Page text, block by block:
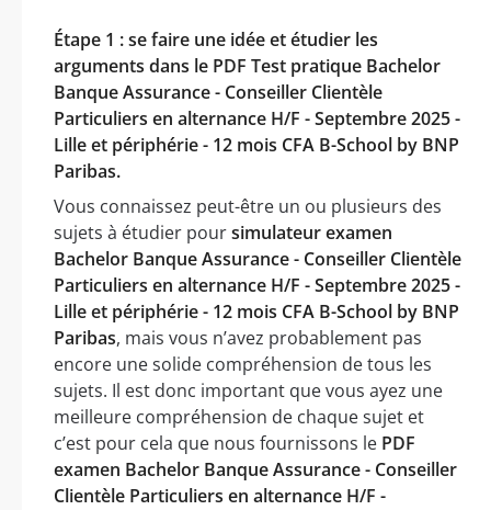
Étape 1 : se faire une idée et étudier les
arguments dans le PDF Test pratique Bachelor
Banque Assurance - Conseiller Clientèle
Particuliers en alternance H/F - Septembre 2025 -
Lille et périphérie - 12 mois CFA B-School by BNP
Paribas.
Vous connaissez peut-être un ou plusieurs des
sujets à étudier poursimulateur examen
Bachelor Banque Assurance - Conseiller Clientèle
Particuliers en alternance H/F - Septembre 2025 -
Lille et périphérie - 12 mois CFA B-School by BNP
Paribas, mais vous n’avez probablement pas
encore une solide compréhension de tous les
sujets. Il est donc important que vous ayez une
meilleure compréhension de chaque sujet et
c’est pour cela que nous fournissons le PDF
examen Bachelor Banque Assurance - Conseiller
Clientèle Particuliers en alternance H/F -